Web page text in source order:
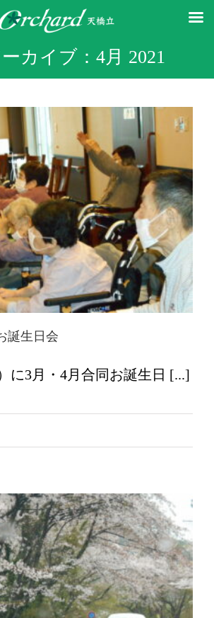
カイブ： 4月 2021
誕生日会
に3月・4月合同お誕生日 [...]